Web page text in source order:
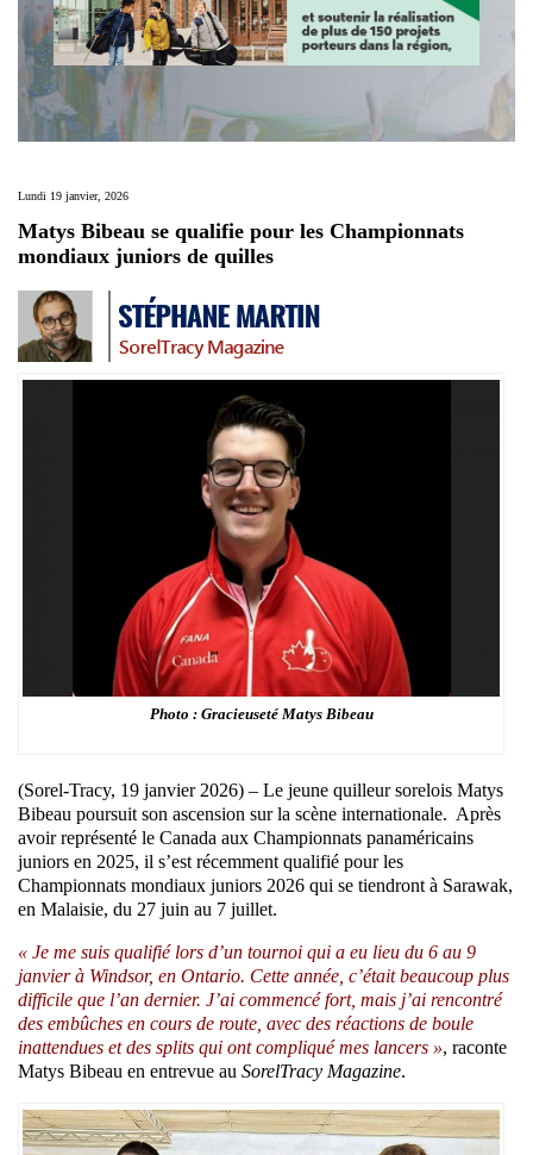
Lundi 19 janvier, 2026
Matys Bibeau se qualifie pour les Championnats
mondiaux juniors de quilles
Photo : Gracieuseté Matys Bibeau
(Sorel-Tracy, 19 janvier 2026) – Le jeune quilleur sorelois Matys
Bibeau poursuit son ascension sur la scène internationale. Après
avoir représenté le Canada aux Championnats panaméricains
juniors en 2025, il s’est récemment qualifié pour les
Championnats mondiaux juniors 2026 qui se tiendront à Sarawak,
en Malaisie, du 27 juin au 7 juillet.
« Je me suis qualifié lors d’un tournoi qui a eu lieu du 6 au 9
janvier à Windsor, en Ontario. Cette année, c’était beaucoup plus
difficile que l’an dernier. J’ai commencé fort, mais j’ai rencontré
des embûches en cours de route, avec des réactions de boule
inattendues et des splits qui ont compliqué mes lancers », raconte
Matys Bibeau en entrevue au SorelTracy Magazine.